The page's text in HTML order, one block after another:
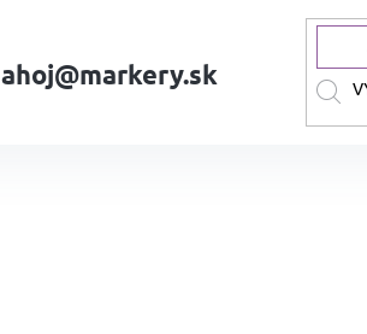
ahoj@markery.sk